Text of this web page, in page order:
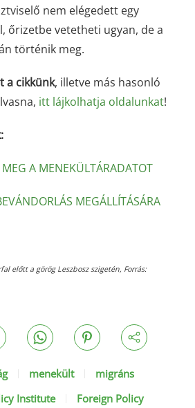
nem elégedett egy
őrizetbe vetetheti ugyan, de a
történik meg.
a cikkünk, illetve más hasonló
itt lájkolhatja oldalunkat!
A MENEKÜLTÁRADATOT
MEGÁLLÍTÁSÁRA
előtt a görög Leszbosz szigetén, Forrás:
menekült
migráns
Institute
Foreign Policy